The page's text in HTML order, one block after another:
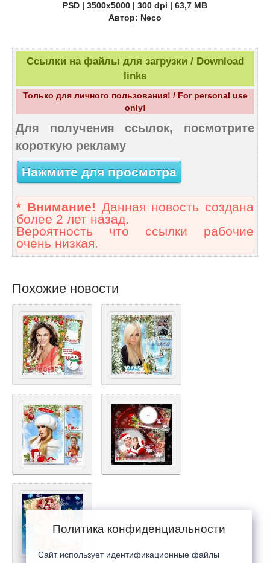
PSD | 3500x5000 | 300 dpi | 63,7 MB
Автор: Neco
Ссылки на файлы для загрузки / Download
links
Только для личного пользования! / For personal use
only!
Для получения ссылок, посмотрите
короткую рекламу
Нажмите для просмотра
* Внимание! Данная новость создана
более 2 лет назад.
Вероятность что ссылки рабочие
очень низкая.
Похожие новости
Политика конфиденциальности
Сайт использует идентификационные файлы